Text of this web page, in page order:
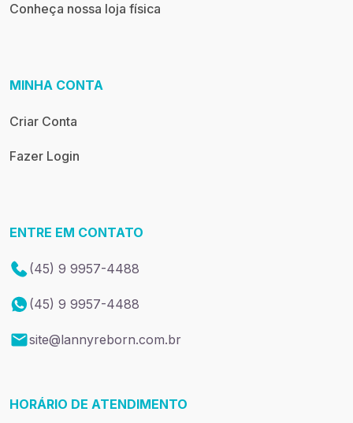
Conheça nossa loja física
MINHA CONTA
Criar Conta
Fazer Login
ENTRE EM CONTATO
(45) 9 9957-4488
(45) 9 9957-4488
site@lannyreborn.com.br
HORÁRIO DE ATENDIMENTO